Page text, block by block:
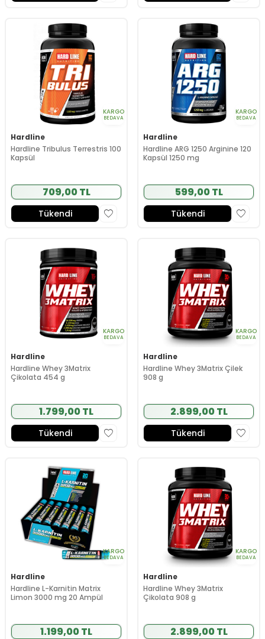
KARGO
BEDAVA
Hardline
Hardline Tribulus Terrestris 100
Kapsül
709,00 TL
Tükendi
KARGO
BEDAVA
Hardline
Hardline ARG 1250 Arginine 120
Kapsül 1250 mg
599,00 TL
Tükendi
KARGO
BEDAVA
Hardline
Hardline Whey 3Matrix
Çikolata 454 g
1.799,00 TL
Tükendi
KARGO
BEDAVA
Hardline
Hardline Whey 3Matrix Çilek
908 g
2.899,00 TL
Tükendi
KARGO
BEDAVA
Hardline
Hardline L-Karnitin Matrix
Limon 3000 mg 20 Ampül
1.199,00 TL
KARGO
BEDAVA
Hardline
Hardline Whey 3Matrix
Çikolata 908 g
2.899,00 TL